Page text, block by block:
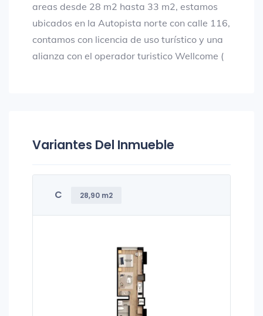
areas desde 28 m2 hasta 33 m2, estamos
ubicados en la Autopista norte con calle 116,
contamos con licencia de uso turístico y una
alianza con el operador turistico Wellcome (
Variantes Del Inmueble
C 28,90 m2